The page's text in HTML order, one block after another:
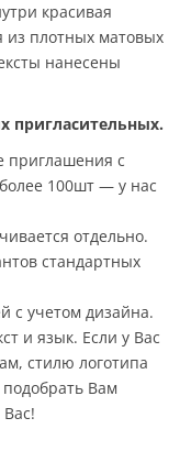
красивая
из плотных матовых
нанесены
пригласительных.
приглашения с
100шт — у нас
отдельно.
стандартных
с учетом дизайна.
и язык. Если у Вас
стилю логотипа
Вам